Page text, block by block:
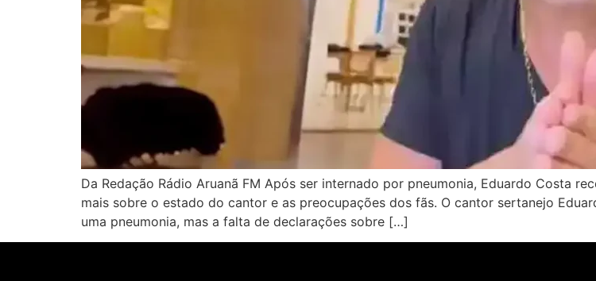
Da Redação Rádio Aruanã FM Após ser internado por pneumonia, Eduardo Costa
mais sobre o estado do cantor e as preocupações dos fãs. O cantor sertanejo
uma pneumonia, mas a falta de declarações sobre […]